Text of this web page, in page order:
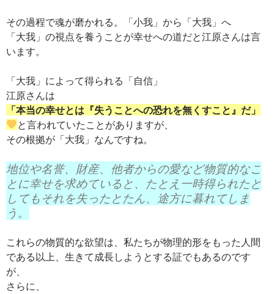
その過程で魂が磨かれる。「小我」から「大我」へ
「大我」の視点を養うことが幸せへの道だと江原さんは言
います。
「大我」によって得られる「自信」
江原さんは
「本当の幸せとは『失うことへの恐れを無くすこと』だ」
と言われていたことがありますが、
その根拠が「大我」なんですね。
地位や名誉、財産、他者からの愛など物質的なこ
とに幸せを求めていると、たとえ一時得られたと
してもそれを失ったとたん、途方に暮れてしま
う。
これらの物質的な欲望は、私たちが物理的形をもった人間
である以上、生きて成長しようとする証でもあるのです
が、
さらに、